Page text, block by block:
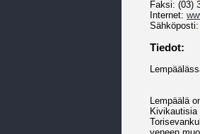
Faksi: (03)
Internet:
Sähköposti:
Tiedot:
Lempäälä